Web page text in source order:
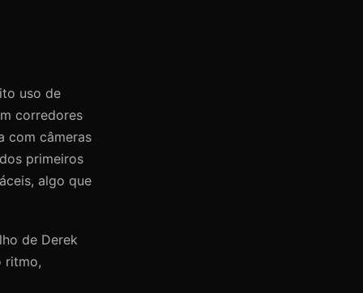
uso de
corredores
com câmeras
primeiros
algo que
de Derek
ritmo,